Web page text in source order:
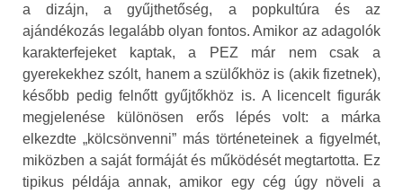
a dizájn, a gyűjthetőség, a popkultúra és az
ajándékozás legalább olyan fontos. Amikor az adagolók
karakterfejeket kaptak, a PEZ már nem csak a
gyerekekhez szólt, hanem a szülőkhöz is (akik fizetnek),
később pedig felnőtt gyűjtőkhöz is. A licencelt figurák
megjelenése különösen erős lépés volt: a márka
elkezdte „kölcsönvenni” más történeteinek a figyelmét,
miközben a saját formáját és működését megtartotta. Ez
tipikus példája annak, amikor egy cég úgy növeli a